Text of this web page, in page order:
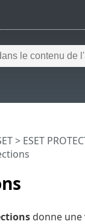
> ESET
donne une